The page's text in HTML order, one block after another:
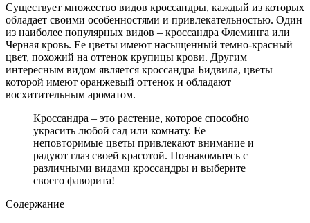
Существует множество видов кроссандры, каждый из которых
обладает своими особенностями и привлекательностью. Один
из наиболее популярных видов – кроссандра Флеминга или
Черная кровь. Ее цветы имеют насыщенный темно-красный
цвет, похожий на оттенок крупицы крови. Другим
интересным видом является кроссандра Бидвила, цветы
которой имеют оранжевый оттенок и обладают
восхитительным ароматом.
Кроссандра – это растение, которое способно
украсить любой сад или комнату. Ее
неповторимые цветы привлекают внимание и
радуют глаз своей красотой. Познакомьтесь с
различными видами кроссандры и выберите
своего фаворита!
Содержание